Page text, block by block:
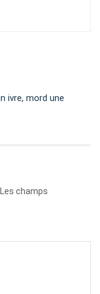
ivre, mord une
Les champs